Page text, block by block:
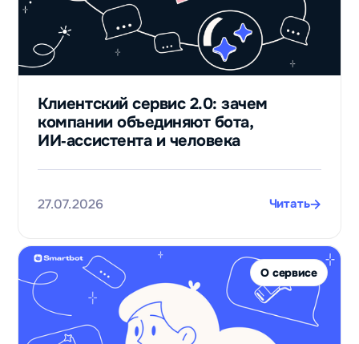
Клиентский сервис 2.0: зачем
компании объединяют бота,
ИИ‑ассистента и человека
27.07.2026 Читать
О сервисе